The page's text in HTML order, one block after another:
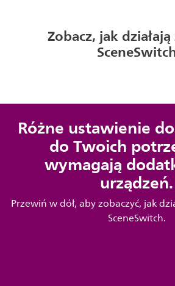
Zobacz, jak
Różne ustawienie
do Twoich
wymagają
urządzeń.
Przewiń w dół, aby zobaczyć, jak
SceneSwitch.